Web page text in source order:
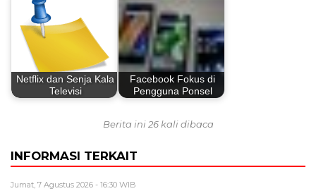
Netflix dan Senja Kala
Televisi
Facebook Fokus di
Pengguna Ponsel
Berita ini 26 kali dibaca
INFORMASI TERKAIT
Jumat, 7 Agustus 2026 - 16:30 WIB